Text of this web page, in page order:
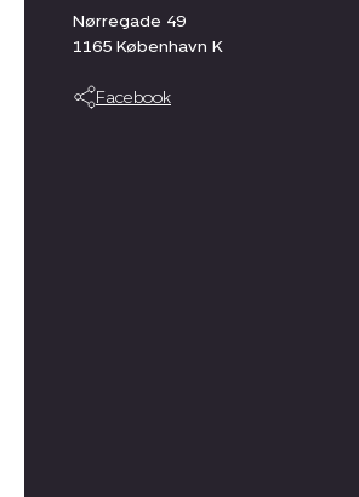
Nørregade 49
1165 København K
Facebook